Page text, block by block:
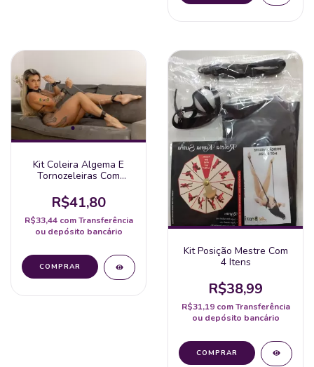
Kit Coleira Algema E
Tornozeleiras Com
R$41,80
R$33,44 com Transferência
ou depósito bancário
Kit Posição Mestre Com
4 Itens
R$38,99
R$31,19 com Transferência
ou depósito bancário